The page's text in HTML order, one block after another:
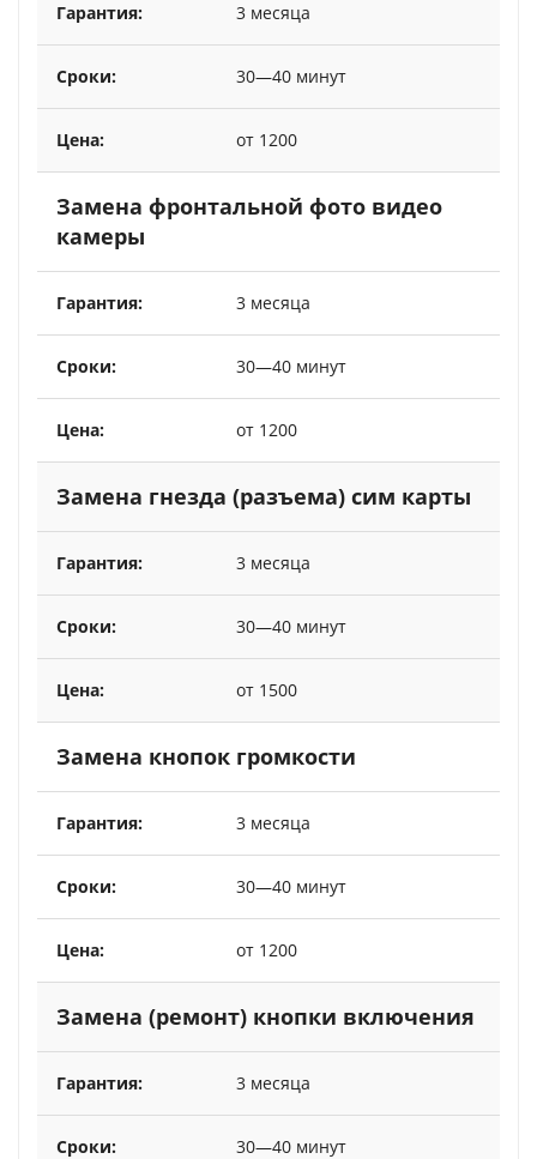
3 месяца
30—40 минут
от 1200
Замена фронтальной фото видео
камеры
3 месяца
30—40 минут
от 1200
Замена гнезда (разъема) сим карты
3 месяца
30—40 минут
от 1500
Замена кнопок громкости
3 месяца
30—40 минут
от 1200
Замена (ремонт) кнопки включения
3 месяца
30—40 минут